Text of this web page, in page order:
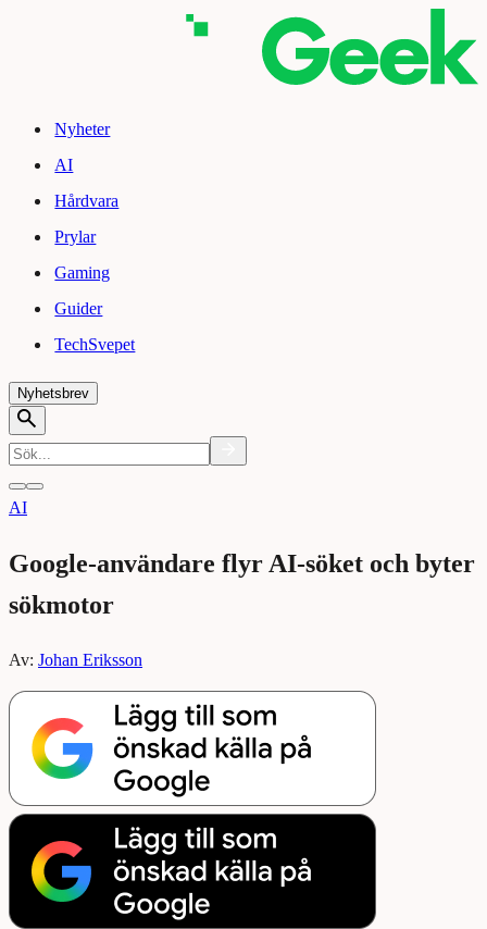
Nyheter
AI
Hårdvara
Prylar
Gaming
Guider
TechSvepet
Nyhetsbrev
AI
Google-användare flyr AI-söket och byter
sökmotor
Av: Johan Eriksson